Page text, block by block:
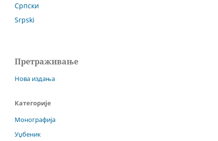
Српски
Srpski
Претраживање
Нова издања
Категорије
Монографија
Уџбеник